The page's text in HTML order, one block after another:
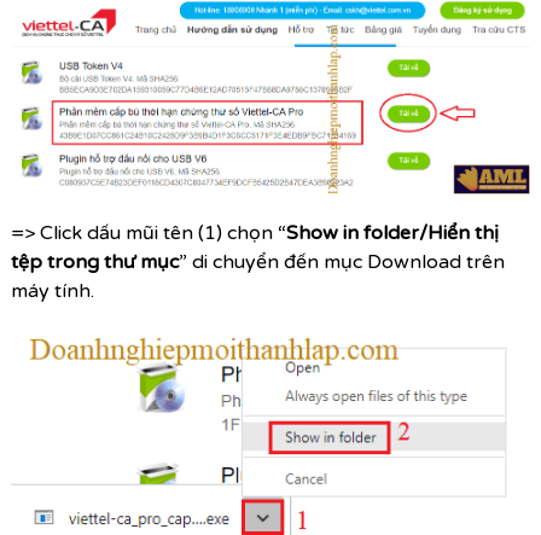
=> Click dấu mũi tên (1) chọn “Show in folder/Hiển thị
tệp trong thư mục” di chuyển đến mục Download trên
máy tính.